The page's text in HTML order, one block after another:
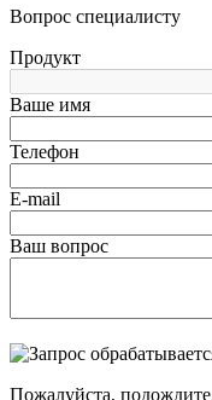
Вопрос специалисту
Продукт
Ваше имя
Телефон
E-mail
Ваш вопрос
Пожалуйста,